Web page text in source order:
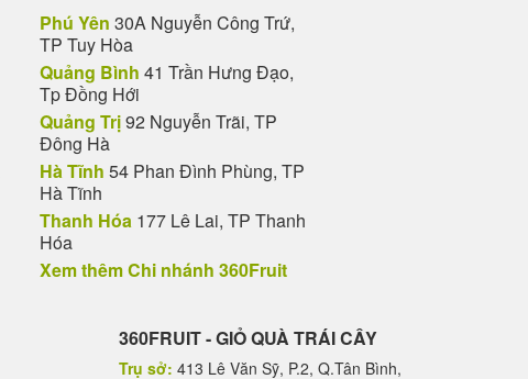
Phú Yên 30A Nguyễn Công Trứ,
TP Tuy Hòa
Quảng Bình 41 Trần Hưng Đạo,
Tp Đồng Hới
Quảng Trị92 Nguyễn Trãi, TP
Đông Hà
Hà Tĩnh 54 Phan Đình Phùng, TP
Hà Tĩnh
Thanh Hóa 177 Lê Lai, TP Thanh
Hóa
Xem thêm Chi nhánh 360Fruit
360FRUIT - GIỎ QUÀ TRÁI CÂY
Trụ sở: 413 Lê Văn Sỹ, P.2, Q.Tân Bình,